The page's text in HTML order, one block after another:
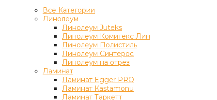
Все Категории
Линолеум
Линолеум Juteks
Линолеум Комитекс Лин
Линолеум Полистиль
Линолеум Синтерос
Линолеум на отрез
Ламинат
Ламинат Egger PRO
Ламинат Kastamonu
Ламинат Таркетт